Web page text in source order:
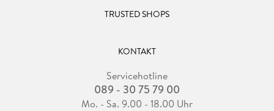
TRUSTED SHOPS
KONTAKT
Servicehotline
089 - 30 75 79 00
Mo. - Sa. 9.00 - 18.00 Uhr